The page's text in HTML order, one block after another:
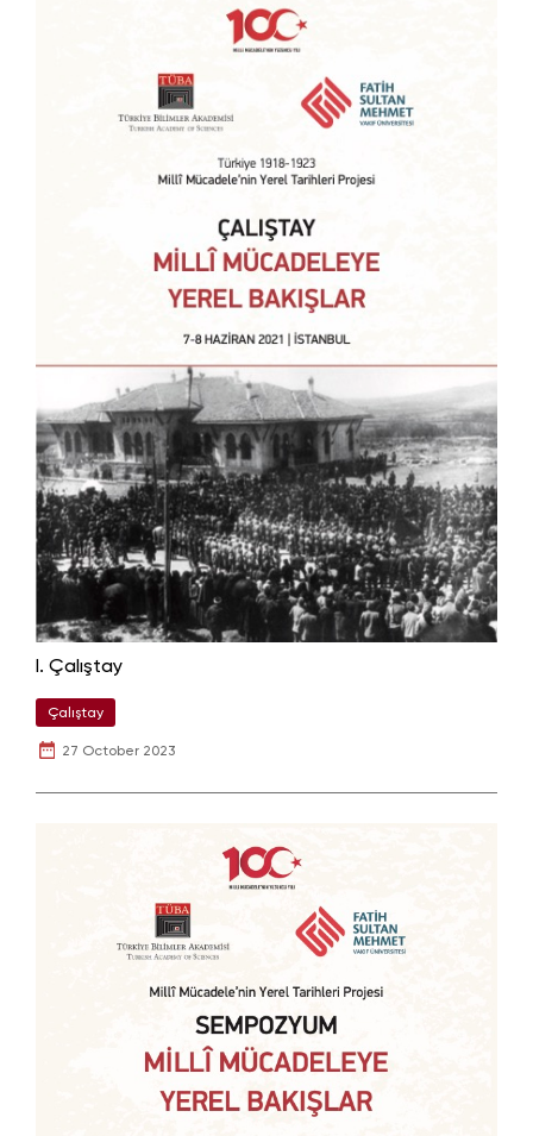
I. Çalıştay
Çalıştay
27 October 2023